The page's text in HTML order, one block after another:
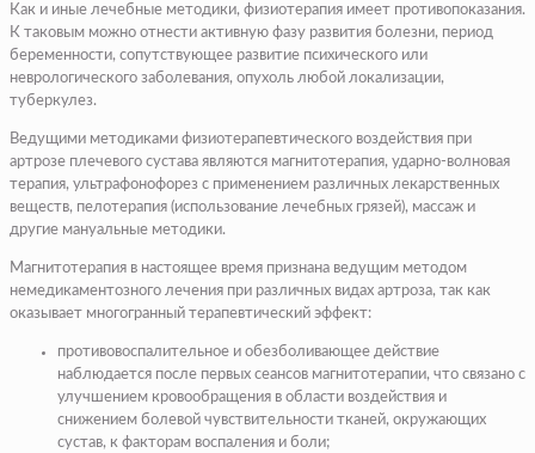
Как и иные лечебные методики, физиотерапия имеет противопоказания.
К таковым можно отнести активную фазу развития болезни, период
беременности, сопутствующее развитие психического или
неврологического заболевания, опухоль любой локализации,
туберкулез.
Ведущими методиками физиотерапевтического воздействия при
артрозе плечевого сустава являются магнитотерапия, ударно-волновая
терапия, ультрафонофорез с применением различных лекарственных
веществ, пелотерапия (использование лечебных грязей), массаж и
другие мануальные методики.
Магнитотерапия в настоящее время признана ведущим методом
немедикаментозного лечения при различных видах артроза, так как
оказывает многогранный терапевтический эффект:
противовоспалительное и обезболивающее действие
наблюдается после первых сеансов магнитотерапии, что связано с
улучшением кровообращения в области воздействия и
снижением болевой чувствительности тканей, окружающих
сустав, к факторам воспаления и боли;